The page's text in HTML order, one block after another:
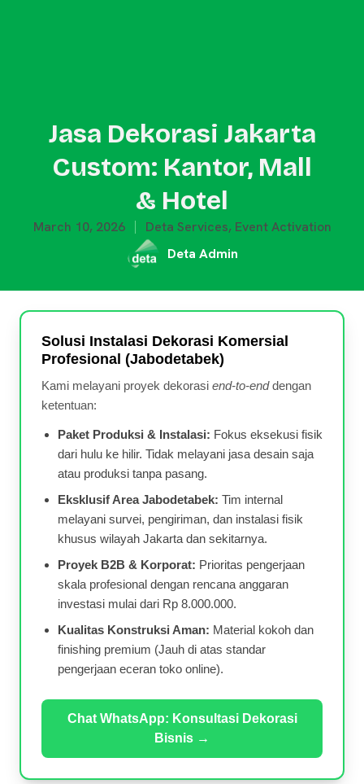
Jasa Dekorasi Jakarta
Custom: Kantor, Mall
& Hotel
March 10, 2026 Deta Services, Event Activation
Deta Admin
Solusi Instalasi Dekorasi Komersial
Profesional (Jabodetabek)
Kami melayani proyek dekorasi end-to-enddengan
ketentuan:
Paket Produksi & Instalasi: Fokus eksekusi fisik
dari hulu ke hilir. Tidak melayani jasa desain saja
atau produksi tanpa pasang.
Eksklusif Area Jabodetabek: Tim internal
melayani survei, pengiriman, dan instalasi fisik
khusus wilayah Jakarta dan sekitarnya.
Proyek B2B & Korporat: Prioritas pengerjaan
skala profesional dengan rencana anggaran
investasi mulai dari Rp 8.000.000.
Kualitas Konstruksi Aman: Material kokoh dan
finishing premium (Jauh di atas standar
pengerjaan eceran toko online).
Chat WhatsApp: Konsultasi Dekorasi
Bisnis →